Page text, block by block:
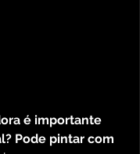
é importante
Pode pintar com